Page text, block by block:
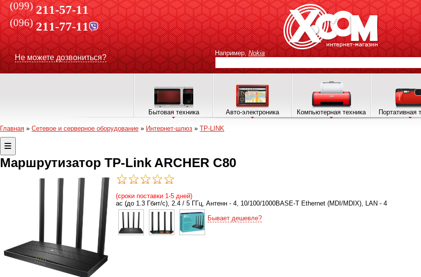
(099) 211-57-11
(096)211-77-11
Не можете дозвониться?
Например, Nokia
Бытовая техника Авто-электроника Компьютерная техника Портативная
Главная » Сетевое и серверное оборудование » Интернет-шлюз » TP-LINK
Маршрутизатор TP-Link ARCHER C80
(сроки поставки 1-5 дней)
ac (до 1.3 Гбит/c), 2.4 / 5 ГГц, Антенн - 4, 10/100/1000BASE-T Ethernet (MDI/MDIX), LAN - 4
Бывает дешевле?